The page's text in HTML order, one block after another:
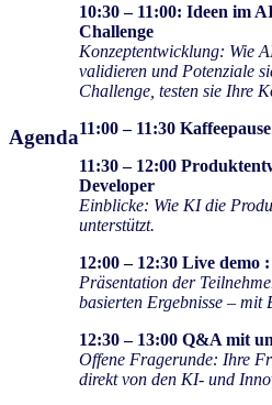
Agenda
10:30 – 11:00: Ideen im
Challenge
Konzeptentwicklung: Wie
validieren und Potenziale
Challenge, testen sie Ihre
11:00 – 11:30 Kaffeepause
11:30 – 12:00
Developer
Einblicke: Wie KI die
unterstützt.
12:00 – 12:30 Live demo
Präsentation der
basierten Ergebnisse – mit
12:30 – 13:00 Q&A mit
Offene Fragerunde: Ihre
direkt von den KI- und